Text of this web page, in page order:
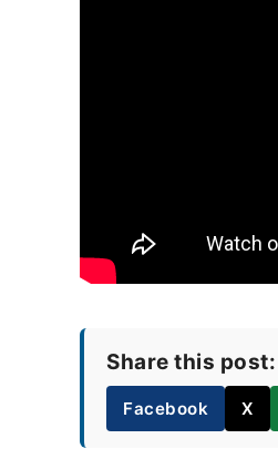
Share this post:
Facebook X